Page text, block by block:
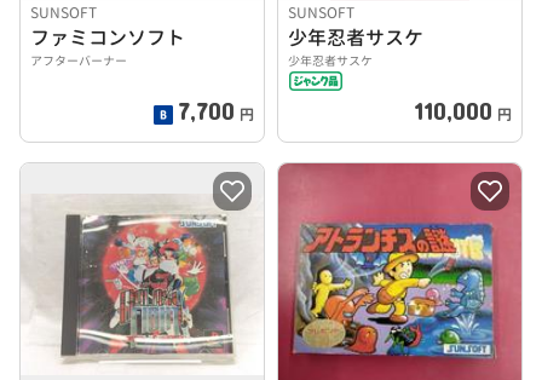
SUNSOFT
ファミコンソフト
アフターバーナー
7,700 円
SUNSOFT
少年忍者サスケ
少年忍者サスケ
110,000 円